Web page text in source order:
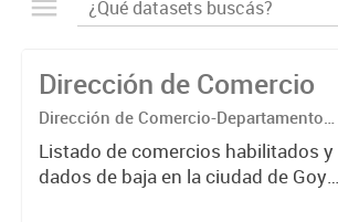
Dirección de Comercio
Dirección de Comercio-Departamento
Municipal de Estadisticas
Listado de comercios habilitados y
dados de baja en la ciudad de Goya